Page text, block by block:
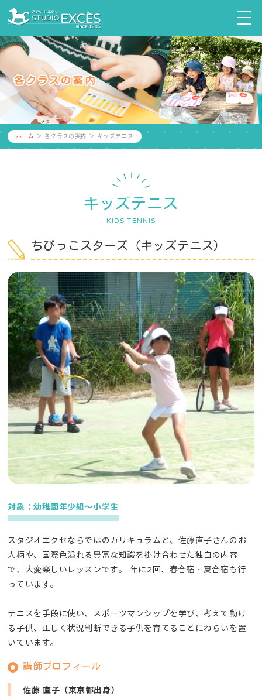
ホーム ＞ 各クラスの案内 ＞ キッズテニス
キッズテニス
KIDS TENNIS
ちびっこスターズ（キッズテニス）
対象：幼稚園年少組～小学生
スタジオエクセならではのカリキュラムと、佐藤直子さんのお
人柄や、国際色溢れる豊富な知識を掛け合わせた独自の内容
で、大変楽しいレッスンです。 年に2回、春合宿・夏合宿も行
っています。
テニスを手段に使い、スポーツマンシップを学び、考えて動け
る子供、正しく状況判断できる子供を育てることにねらいを置
いています。
講師プロフィール
佐藤 直子（東京都出身）